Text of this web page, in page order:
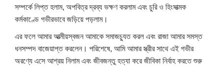
সম্পর্কে লিপ্ত হলাম, অপবিত্র দ্রব্য ভক্ষণ করলাম এবং চুরি ও হিংসাত্মক
কর্মকাণ্ডে গভীরভাবে জড়িয়ে পড়লাম।
এর ফলে আমার আত্মীয়স্বজন আমাকে সমাজচ্যুত করল এবং রাজা আমার সমস্ত
ধনসম্পদ বাজেয়াপ্ত করলেন। পরিশেষে, আমি আমার স্ত্রীর সাথে এই গভীর
অরণ্যে এসে আশ্রয় নিলাম এবং জীবজন্তু হত্যা করে জীবিকা নির্বাহ করতে শুরু